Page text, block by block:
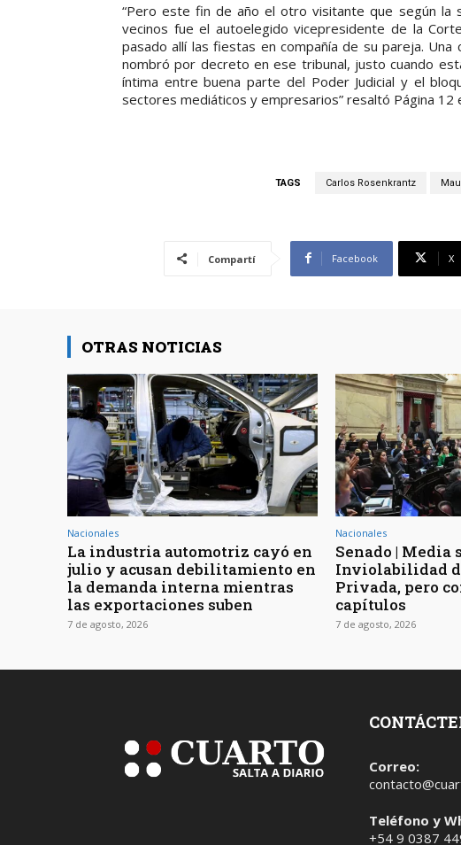
“Pero este fin de año el otro visitante que según la
vecinos fue el autoelegido vicepresidente de la
pasado allí las fiestas en compañía de su pareja.
nombró por decreto en ese tribunal, justo cuando
íntima entre buena parte del Poder Judicial y el
sectores mediáticos y empresarios” resaltó Página 12
TAGS Carlos Rosenkrantz
Compartí Facebook X
OTRAS NOTICIAS
Nacionales
La industria automotriz cayó en
julio y acusan debilitamiento en
la demanda interna mientras
las exportaciones suben
7 de agosto, 2026
Nacionales
Senado | Media
Inviolabilidad
Privada, pero
capítulos
7 de agosto, 2026
Correo:
Teléfono y
+54 9 0387